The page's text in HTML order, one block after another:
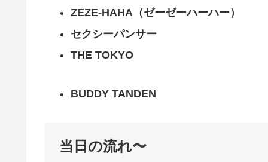
ZEZE-HAHA（ゼーゼーハーハー）
セクシーパンサー
THE TOKYO
BUDDY TANDEN
当日の流れ〜